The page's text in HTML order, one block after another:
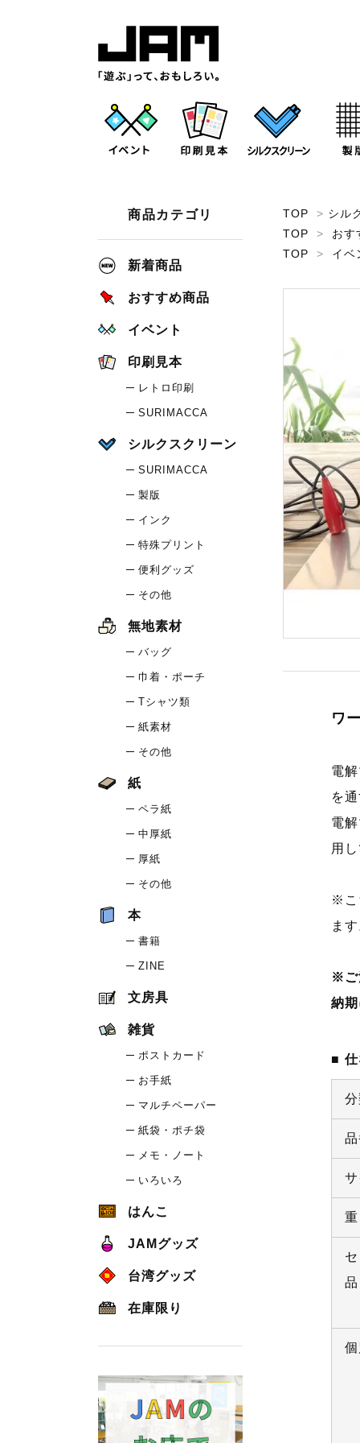
TOP > シル
TOP
>
おす
TOP
> イベ
ワ
電
を
電
用
※こ
ま
※ご
納
商品カテゴリ
新着商品
おすすめ商品
イベント
印刷見本
レトロ印刷
SURIMACCA
シルクスクリーン
SURIMACCA
製版
インク
特殊プリント
便利グッズ
その他
無地素材
バッグ
巾着・ポーチ
Tシャツ類
紙素材
その他
紙
ペラ紙
中厚紙
厚紙
その他
本
書籍
ZINE
文房具
雑貨
ポストカード
お手紙
マルチペーパー
紙袋・ポチ袋
メモ・ノート
いろいろ
はんこ
JAMグッズ
台湾グッズ
在庫限り